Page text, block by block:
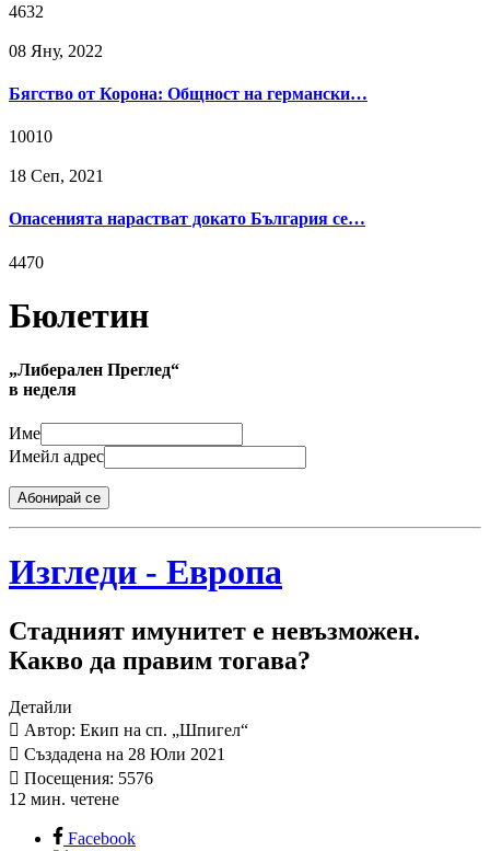
4632
08 Яну, 2022
Бягство от Корона: Общност на германски…
10010
18 Сeп, 2021
Опасенията нарастват докато България се…
4470
Бюлетин
„Либерален Преглед“
в неделя
Име
Имейл адрес
Абонирай се
Изгледи - Европа
Стадният имунитет е невъзможен.
Какво да правим тогава?
Детайли
Автор: Екип на сп. „Шпигел“
Създадена на 28 Юли 2021
Посещения: 5576
12 мин. четене
Facebook